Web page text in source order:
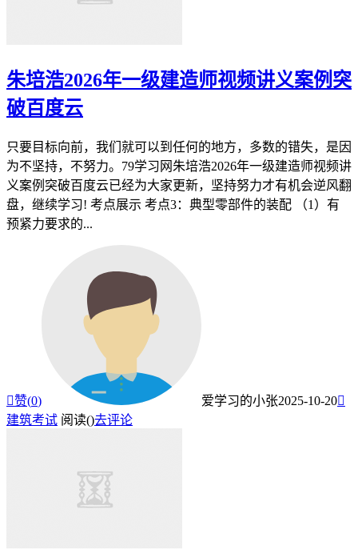
朱培浩2026年一级建造师视频讲义案例突
破百度云
只要目标向前，我们就可以到任何的地方，多数的错失，是因
为不坚持，不努力。79学习网朱培浩2026年一级建造师视频讲
义案例突破百度云已经为大家更新，坚持努力才有机会逆风翻
盘，继续学习! 考点展示 考点3：典型零部件的装配 （1）有
预紧力要求的...
赞(0) 爱学习的小张2025-10-20
建筑考试 阅读()去评论